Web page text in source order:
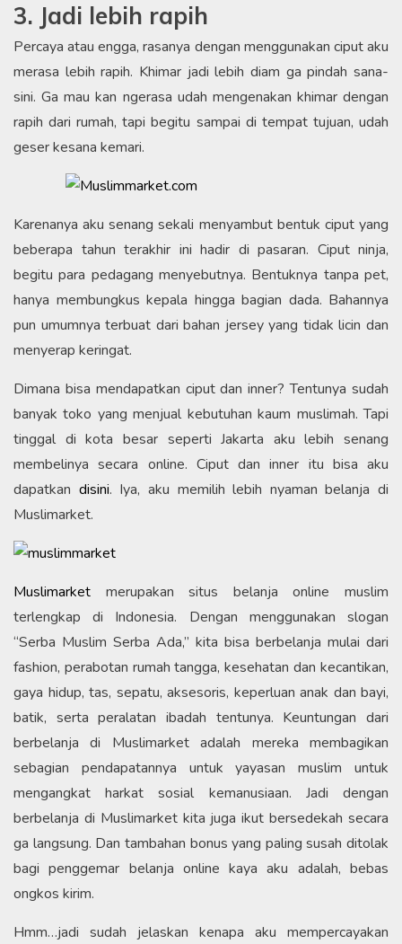
3. Jadi lebih rapih
Percaya atau engga, rasanya dengan menggunakan ciput aku
merasa lebih rapih. Khimar jadi lebih diam ga pindah sana-
sini. Ga mau kan ngerasa udah mengenakan khimar dengan
rapih dari rumah, tapi begitu sampai di tempat tujuan, udah
geser kesana kemari.
Karenanya aku senang sekali menyambut bentuk ciput yang
beberapa tahun terakhir ini hadir di pasaran. Ciput ninja,
begitu para pedagang menyebutnya. Bentuknya tanpa pet,
hanya membungkus kepala hingga bagian dada. Bahannya
pun umumnya terbuat dari bahan jersey yang tidak licin dan
menyerap keringat.
Dimana bisa mendapatkan ciput dan inner? Tentunya sudah
banyak toko yang menjual kebutuhan kaum muslimah. Tapi
tinggal di kota besar seperti Jakarta aku lebih senang
membelinya secara online. Ciput dan inner itu bisa aku
dapatkan disini. Iya, aku memilih lebih nyaman belanja di
Muslimarket.
Muslimarket merupakan situs belanja online muslim
terlengkap di Indonesia. Dengan menggunakan slogan
“Serba Muslim Serba Ada,” kita bisa berbelanja mulai dari
fashion, perabotan rumah tangga, kesehatan dan kecantikan,
gaya hidup, tas, sepatu, aksesoris, keperluan anak dan bayi,
batik, serta peralatan ibadah tentunya. Keuntungan dari
berbelanja di Muslimarket adalah mereka membagikan
sebagian pendapatannya untuk yayasan muslim untuk
mengangkat harkat sosial kemanusiaan. Jadi dengan
berbelanja di Muslimarket kita juga ikut bersedekah secara
ga langsung. Dan tambahan bonus yang paling susah ditolak
bagi penggemar belanja online kaya aku adalah, bebas
ongkos kirim.
Hmm…jadi sudah jelaskan kenapa aku mempercayakan